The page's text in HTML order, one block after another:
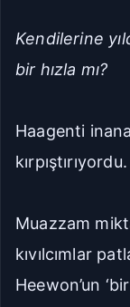
Kendilerine
bir hızla mı?
Haagenti
kırpıştırıyordu.
Muazzam
kıvılcımlar
Heewon’un